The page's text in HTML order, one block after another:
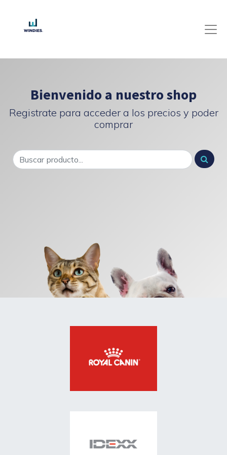
Bienvenido a nuestro shop
Registrate para acceder a los precios y poder
comprar